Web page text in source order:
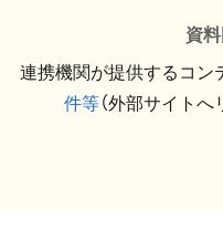
資
連携機関が提供するコン
件等（外部サイトへ